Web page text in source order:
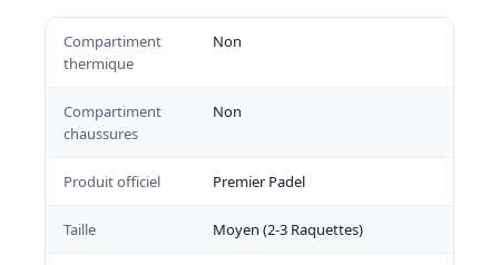
Compartiment
thermique
Non
Compartiment
chaussures
Non
Produit officiel Premier Padel
Taille Moyen (2-3 Raquettes)